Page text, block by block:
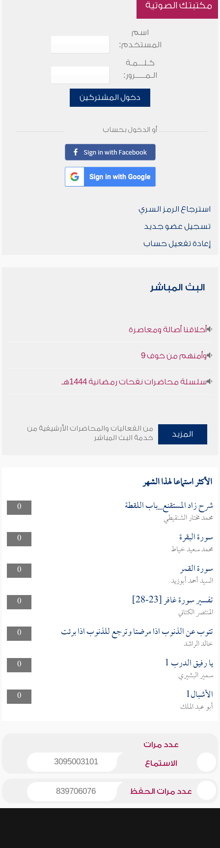
مكتبتك الصوتية
اسم
المستخدم:
كـلـــمـة
الـمـــــرور:
دخول المشتركين
أو الدخول بحساب
استرجاع الرمز السري
تسجيل عضو جديد
إعادة تفعيل حساب
البث المباشر
أخلاقنا أصالة ومعاصرة
وأمنهم من خوف 9
سلسلة محاضرات نفحات رمضانية 1444هـ
المزيد
من الفعاليات والمحاضرات الأرشيفية من
خدمة البث المباشر
الأكثر استماعا لهذا الشهر
0 شرح زاد المستقنع_باب اللقطة
محمد مختار الشنقيطي
0
سورة البقرة
محمد سعيد خياط
0
سورة القمر
السيد أحمد أبوزيد
0
تفسير سورة غافر [23-28]
المنتصر الكتاني
0
تتوب عن الذنوب اذا مرضتا وترجع للذنوب اذا برئت
خالد الراشد
0
يا رفيق الدرب 1
سمير البشيري
0
الأشبال1
أبو عبد الملك
عدد مرات
الاستماع 3095003101
عدد مرات الحفظ 839706076